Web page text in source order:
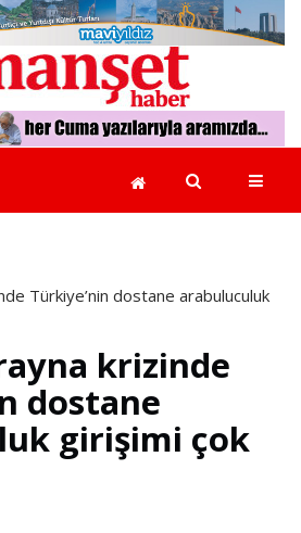
krizinde
dostane
girişimi çok